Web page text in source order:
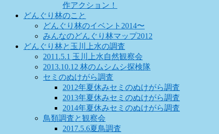
作アクション！
どんぐり林のこと
どんぐり林のイベント2014〜
みんなのどんぐり林マップ2012
どんぐり林と玉川上水の調査
2011.5.1 玉川上水自然観察会
2013.10.12 林のムシムシ探検隊
セミのぬけがら調査
2012年夏休みセミのぬけがら調査
2013年夏休みセミのぬけがら調査
2014年夏休みセミのぬけがら調査
鳥類調査と観察会
2017.5.6夏鳥調査